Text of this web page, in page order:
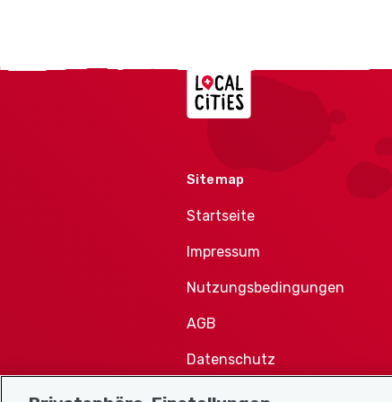
Localcities
Sitemap
Startseite
Impressum
Nutzungsbedingungen
AGB
Datenschutz
Cookie-Richtlinie